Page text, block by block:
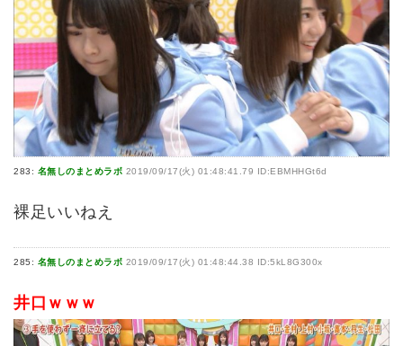
283: 名無しのまとめラボ 2019/09/17(火) 01:48:41.79 ID:EBMHHGt6d
裸足いいねえ
285: 名無しのまとめラボ 2019/09/17(火) 01:48:44.38 ID:5kL8G300x
井口ｗｗｗ